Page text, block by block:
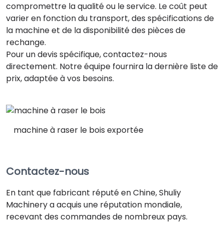
compromettre la qualité ou le service. Le coût peut
varier en fonction du transport, des spécifications de
la machine et de la disponibilité des pièces de
rechange.
Pour un devis spécifique, contactez-nous
directement. Notre équipe fournira la dernière liste de
prix, adaptée à vos besoins.
machine à raser le bois exportée
Contactez-nous
En tant que fabricant réputé en Chine, Shuliy
Machinery a acquis une réputation mondiale,
recevant des commandes de nombreux pays.